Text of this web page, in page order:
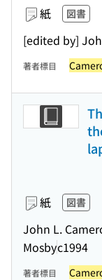
紙 図書
[edited by]
著者標目
紙 図書
John L.
Mosbyc1994
著者標目